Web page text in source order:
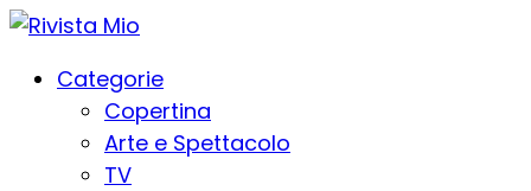
Categorie
Copertina
Arte e Spettacolo
TV